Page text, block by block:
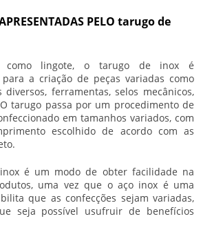
PELO tarugo de
como lingote, o tarugo de inox é
a criação de peças variadas como
diversos, ferramentas, selos mecânicos,
tarugo passa por um procedimento de
em tamanhos variados, com
escolhido de acordo com as
é um modo de obter facilidade na
uma vez que o aço inox é uma
que as confecções sejam variadas,
seja possível usufruir de benefícios